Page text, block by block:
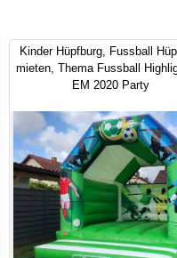
Kinder Hüpfburg, Fussball
mieten, Thema Fussball
EM 2020 Party